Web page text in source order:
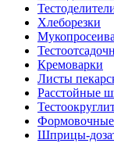
Хлеборезки
Кремоварки
Листы
Расстойные
Шприцы-